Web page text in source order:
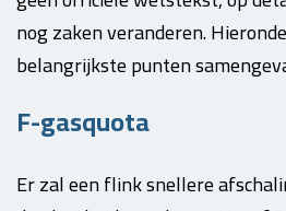
nog zaken veranderen.
belangrijkste punten
F-gasquota
Er zal een flink snellere